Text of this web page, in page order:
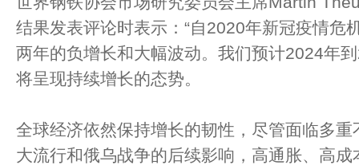
结果发表评论时表示：“自2020年新冠疫情危
两年的负增长和大幅波动。我们预计2024年
将呈现持续增长的态势。
全球经济依然保持增长的韧性，尽管面临多
大流行和俄乌战争的后续影响，高通胀、高